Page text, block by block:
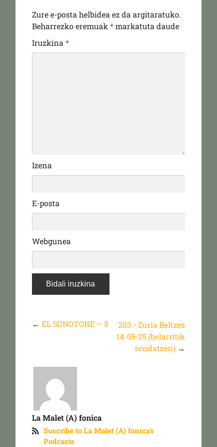
Zure e-posta helbidea ez da argitaratuko.
Beharrezko eremuak *markatuta daude
Iruzkina *
Izena
E-posta
Webgunea
← EL SONOTONE – 8
203.- Zuria Beltzez
14-05-25 (belarritik
sendatzen) →
La Malet (A) fonica
Suscribe to La Malet (A) fonica's
Podcasts